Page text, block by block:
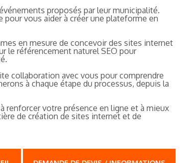
proposés par leur municipalité.
vous aider à créer une plateforme en
en mesure de concevoir des sites internet
le référencement naturel SEO pour
collaboration avec vous pour comprendre
à chaque étape du processus, depuis la
renforcer votre présence en ligne et à mieux
de création de sites internet et de